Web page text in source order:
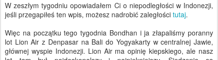
W zeszłym tygodniu opowiadałem Ci o niepodległości w Indonezji,
jeśli przegapiłeś ten wpis, możesz nadrobić zaległości tutaj.
Więc na początku tego tygodnia Bondhan i ja złapaliśmy poranny
lot Lion Air z Denpasar na Bali do Yogyakarty w centralnej Jawie,
głównej wyspie Indonezji. Lion Air ma opinię kiepskiego, ale nasz